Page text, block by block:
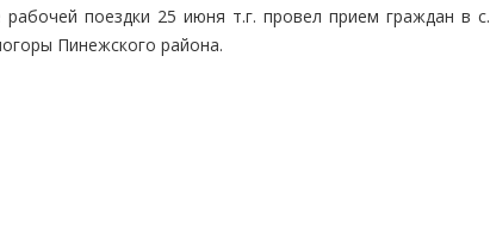
рабочей поездки 25 июня т.г. провел прием граждан в с.
Пинежского района.